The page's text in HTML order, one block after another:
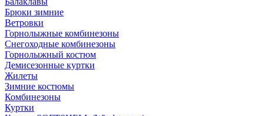
Брюки зимние
Ветровки
Горнолыжные комбинезоны
Снегоходные комбинезоны
Горнолыжный костюм
Демисезонные куртки
Жилеты
Зимние костюмы
Комбинезоны
Куртки